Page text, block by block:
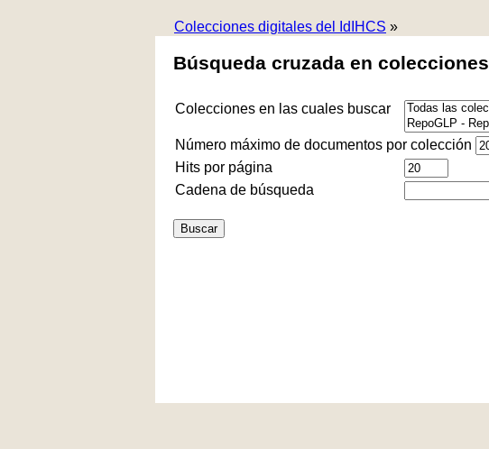
Colecciones digitales del IdIHCS »
Búsqueda cruzada en colecciones
Colecciones en las cuales buscar
Número máximo de documentos por colección
Hits por página
Cadena de búsqueda